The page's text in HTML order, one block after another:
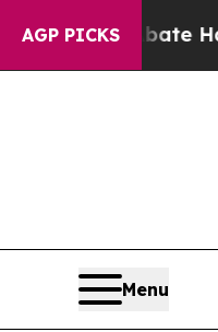
AGP PICKS
to Abate Harms to
Menu